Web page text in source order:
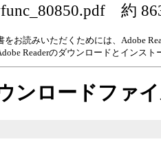
約
をお読みいただくためには、Adobe
Readerのダウンロードとインスト
ンロードファ